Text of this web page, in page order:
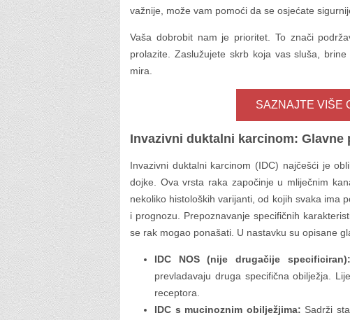
važnije, može vam pomoći da se osjećate
Vaša dobrobit nam je prioritet. To znači
prolazite. Zaslužujete skrb koja vas sluša,
mira.
SAZNAJTE VIŠE
Invazivni duktalni karcinom: Glavne
Invazivni duktalni karcinom (IDC) najčešći je
dojke. Ova vrsta raka započinje u mliječnim
nekoliko histoloških varijanti, od kojih svaka ima
i prognozu. Prepoznavanje specifičnih
se rak mogao ponašati. U nastavku su opisane
IDC NOS (nije drugačije specificiran):
prevladavaju druga specifična obilježja.
receptora.
IDC s mucinoznim obilježjima: Sadrži